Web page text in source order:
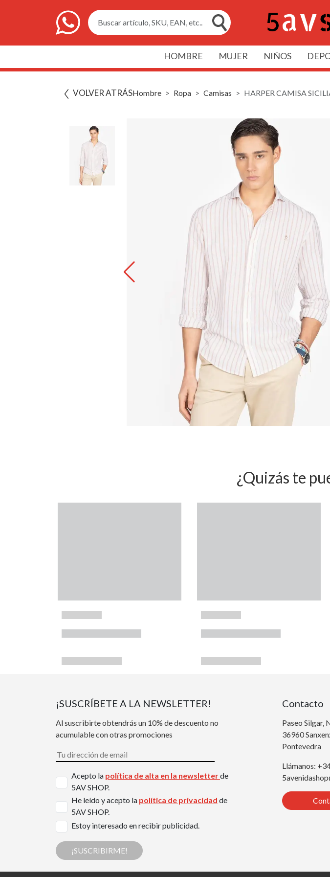
Buscar artículo, SKU, EAN, etc..
HOMBRE MUJER NIÑOS
VOLVER ATRÁSHombre Ropa Camisas HARPER CAMISA
¿Quizás te
¡SUSCRÍBETE A LA NEWSLETTER!
Al suscribirte obtendrás un 10% de descuento no
acumulable con otras promociones
Acepto la política de alta en la newsletterde
5AV SHOP.
He leído y acepto la política de privacidad de
5AV SHOP.
Estoy interesado en recibir publicidad.
¡SUSCRIBIRME!
Contacto
Paseo Silgar,
36960
Pontevedra
Llámanos: